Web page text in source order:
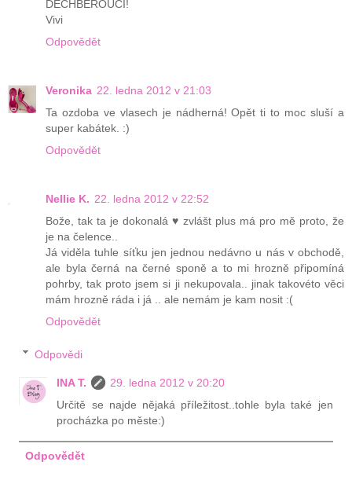
DECHBEROUCÍ!
Vivi
Odpovědět
Veronika 22. ledna 2012 v 21:03
Ta ozdoba ve vlasech je nádherná! Opět ti to moc sluší a
super kabátek. :)
Odpovědět
Nellie K. 22. ledna 2012 v 22:52
Bože, tak ta je dokonalá ♥ zvlášt plus má pro mě proto, že
je na čelence..
Já viděla tuhle síťku jen jednou nedávno u nás v obchodě,
ale byla černá na černé sponě a to mi hrozně připomíná
pohrby, tak proto jsem si ji nekupovala.. jinak takovéto věci
mám hrozně ráda i já .. ale nemám je kam nosit :(
Odpovědět
Odpovědi
INA T.
29. ledna 2012 v 20:20
Určitě se najde nějaká příležitost..tohle byla také jen
procházka po měste:)
Odpovědět